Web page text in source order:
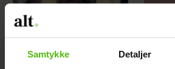
Samtykke Detaljer